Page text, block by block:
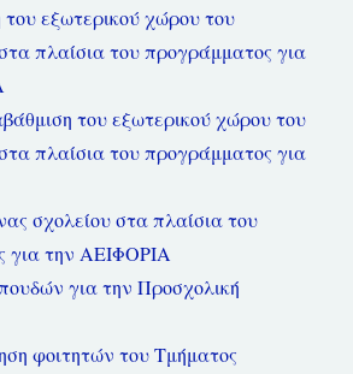
εξωτερικού χώρου του
πλαίσια του προγράμματος για
του εξωτερικού χώρου του
πλαίσια του προγράμματος για
σχολείου στα πλαίσια του
για την ΑΕΙΦΟΡΙΑ
για την Προσχολική
φοιτητών του Τμήματος